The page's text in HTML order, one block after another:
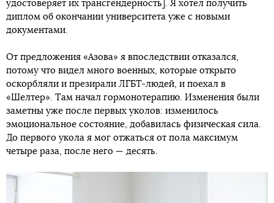
удостоверяет их трансгендерность]. Я хотел получить
диплом об окончании университета уже с новыми
документами.
От предложения «Азова» я впоследствии отказался,
потому что видел много военных, которые открыто
оскорбляли и презирали ЛГБТ-людей, и поехал в
«Шелтер». Там начал гормонотерапию. Изменения были
заметны уже после первых уколов: изменилось
эмоциональное состояние, добавилась физическая сила.
До первого укола я мог отжаться от пола максимум
четыре раза, после него — десять.